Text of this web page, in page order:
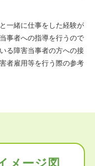
一緒に仕事をした経験が
事者への指導を行うので
る障害当事者の方への接
者雇用等を行う際の参考